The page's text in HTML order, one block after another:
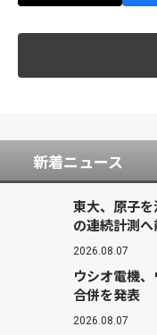
新着ニュース
東大、原子
の連続計測
2026.08.07
ウシオ電機
合併を発表
2026.08.07